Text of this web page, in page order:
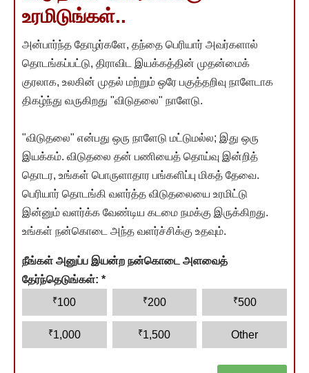
உரமிடுங்கள்..
அன்பார்ந்த தோழர்களே, தந்தை பெரியார் அவர்களால்
தொடங்கப்பட்டு, திராவிட இயக்கத்தின் முதன்மைக்
குரலாக, உலகின் முதல் மற்றும் ஒரே பகுத்தறிவு நாளேடாக
திகழ்ந்து வருகிறது "விடுதலை" நாளேடு.
"விடுதலை" என்பது ஒரு நாளேடு மட்டுமல்ல; இது ஒரு
இயக்கம். விடுதலை தன் பணியைத் தொய்வு இன்றித்
தொடர, உங்கள் பொருளாதார பங்களிப்பு மிகத் தேவை.
பெரியார் தொடங்கி வளர்த்த விடுதலையை உரமிட்டு
இன்னும் வளர்க்க வேண்டிய கடமை நமக்கு இருக்கிறது.
உங்கள் நன்கொடை அந்த வளர்ச்சிக்கு உதவும்.
நீங்கள் அனுப்ப இயன்ற நன்கொடை அளவைத்
தேர்ந்தெடுங்கள்: *
₹100 ₹200 ₹500
₹1,000 ₹1,500 Other